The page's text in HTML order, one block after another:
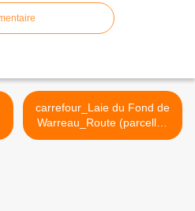
carrefour_Laie du Fond de
Warreau_Route (parcelles
1061-1050-1038-1030) >